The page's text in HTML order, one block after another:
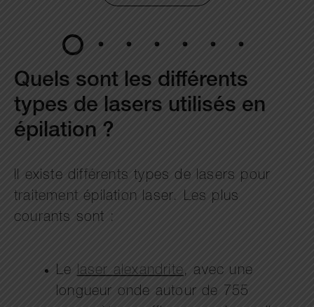
Quels sont les différents
types de lasers utilisés en
épilation ?
Il existe différents types de lasers pour
traitement épilation laser. Les plus
courants sont :
Le laser alexandrite, avec une
longueur onde autour de 755